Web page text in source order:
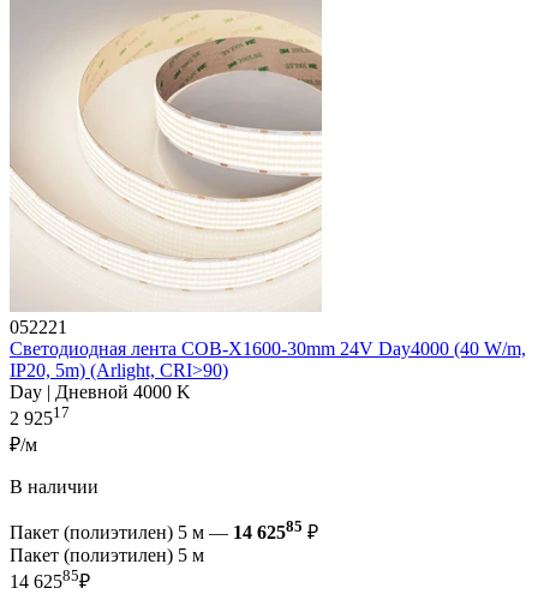
052221
Светодиодная лента COB-X1600-30mm 24V Day4000 (40 W/m,
IP20, 5m) (Arlight, CRI>90)
Day | Дневной 4000 K
2 92517
₽/м
В наличии
Пакет (полиэтилен) 5 м — 14 62585 ₽
Пакет (полиэтилен) 5 м
14 62585₽